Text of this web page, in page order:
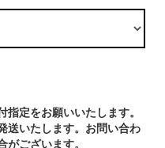
定をお願いいたします。
送いたします。お問い合わ
ございます。